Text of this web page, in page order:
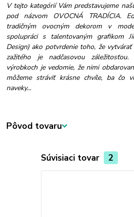
V tejto kategórií Vám predstavujeme
pod názvom OVOCNÁ TRADÍCIA.
tradičným ovocným dekorom v
spolupráci s talentovaným grafikom
Design) ako potvrdenie toho, že
zažitého je nadčasovou
výrobkoch je vedomie, že nimi
môžeme stráviť krásne chvíle, ba čo
naveky...
Pôvod tovaru
Súvisiaci tovar 2